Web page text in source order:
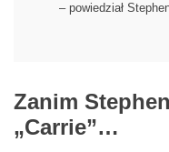
– powiedział
Zanim
„Carrie”…